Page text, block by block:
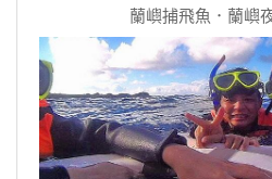
蘭嶼捕飛魚．蘭嶼